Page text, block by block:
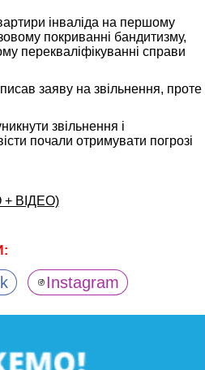
інваліда на першому
покриванні бандитизму,
перекваліфікуванні справи
заяву на звільнення, проте
звільнення і
почали отримувати погрозі
+ ВІДЕО)
Instagram